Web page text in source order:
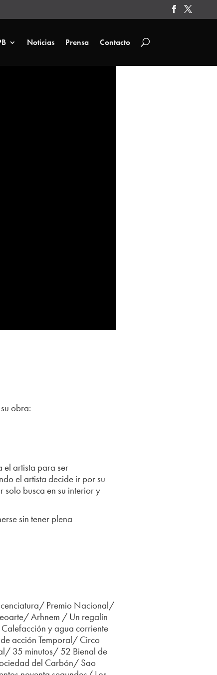
Noticias Prensa Contacto
obra:
el artista para ser
el artista decide ir por su
solo busca en su interior y
sin tener plena
Premio Nacional/
Arhnem / Un regalín
y agua corriente
acción Temporal/ Circo
35 minutos/ 52 Bienal de
del Carbón/ Sao